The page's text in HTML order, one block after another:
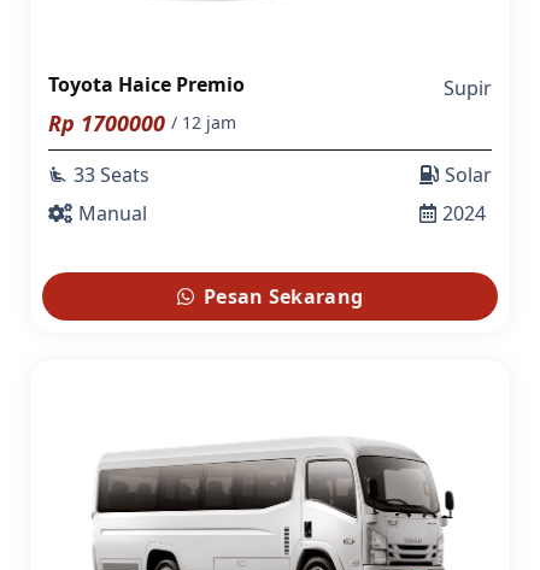
Toyota Haice Premio Supir
Rp 1700000 / 12 jam
airline_seat_recline_extra 33 Seats
Manual
Solar
2024
Pesan Sekarang